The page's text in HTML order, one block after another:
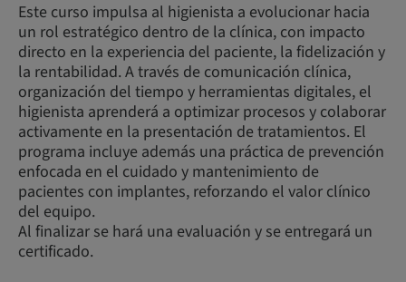
Este curso impulsa al higienista a evolucionar hacia
un rol estratégico dentro de la clínica, con impacto
directo en la experiencia del paciente, la fidelización y
la rentabilidad. A través de comunicación clínica,
organización del tiempo y herramientas digitales, el
higienista aprenderá a optimizar procesos y colaborar
activamente en la presentación de tratamientos. El
programa incluye además una práctica de prevención
enfocada en el cuidado y mantenimiento de
pacientes con implantes, reforzando el valor clínico
del equipo.
Al finalizar se hará una evaluación y se entregará un
certificado.